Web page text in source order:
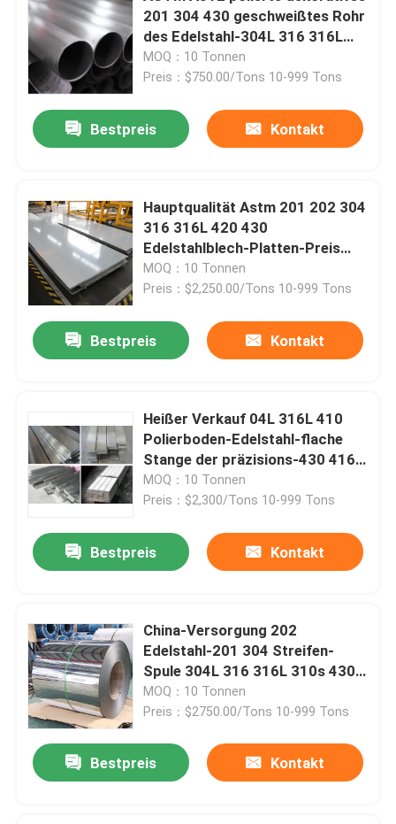
201 304 430 geschweißtes Rohr
des Edelstahl-304L 316 316L
321
MOQ：10 Tonnen
Preis：$750.00/Tons 10-999 Tons
Bestpreis Kontakt
Hauptqualität Astm 201 202 304
316 316L 420 430
Edelstahlblech-Platten-Preis
904L 4x8
MOQ：10 Tonnen
Preis：$2,250.00/Tons 10-999 Tons
Bestpreis Kontakt
Heißer Verkauf 04L 316L 410
Polierboden-Edelstahl-flache
Stange der präzisions-430 416
904L
MOQ：10 Tonnen
Preis：$2,300/Tons 10-999 Tons
Bestpreis Kontakt
China-Versorgung 202
Edelstahl-201 304 Streifen-
Spule 304L 316 316L 310s 430
904L
MOQ：10 Tonnen
Preis：$2750.00/Tons 10-999 Tons
Bestpreis Kontakt